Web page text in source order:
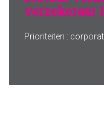
verzekeraar
Prioriteiten :